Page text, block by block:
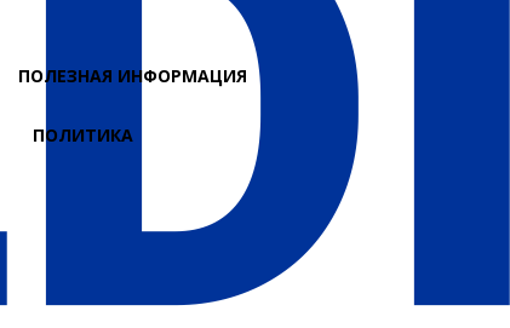
ПОЛЕЗНАЯ ИНФОРМАЦИЯ
ПОЛИТИКА